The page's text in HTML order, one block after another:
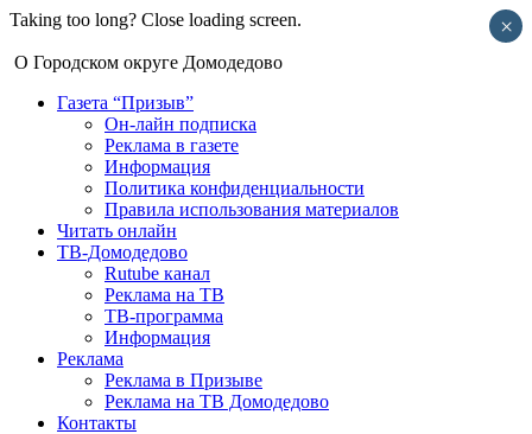
Taking too long? Close loading screen.
О Городском округе Домодедово
Газета “Призыв”
Он-лайн подписка
Реклама в газете
Информация
Политика конфиденциальности
Правила использования материалов
Читать онлайн
ТВ-Домодедово
Rutube канал
Реклама на ТВ
ТВ-программа
Информация
Реклама
Реклама в Призыве
Реклама на ТВ Домодедово
Контакты
×